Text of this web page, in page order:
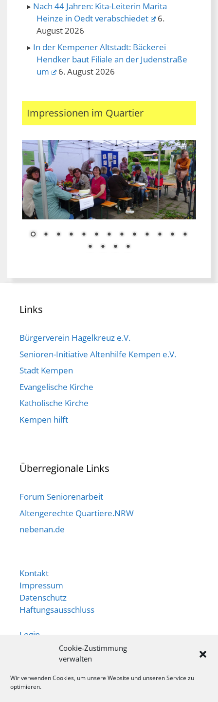
Cookie-Zustimmung
verwalten
Wir verwenden Cookies, um unsere Website und unseren Service zu
optimieren.
Nach 44 Jahren: Kita-Leiterin Marita
Heinze in Oedt verabschiedet
6.
August 2026
In der Kempener Altstadt: Bäckerei
Hendker baut Filiale an der Judenstraße
um
6. August 2026
Impressionen im Quartier
Links
Bürgerverein Hagelkreuz e.V.
Senioren-Initiative Altenhilfe Kempen e.V.
Stadt Kempen
Evangelische Kirche
Katholische Kirche
Kempen hilft
Überregionale Links
Forum Seniorenarbeit
Altengerechte Quartiere.NRW
nebenan.de
Kontakt
Impressum
Datenschutz
Haftungsausschluss
Login
Newsletter